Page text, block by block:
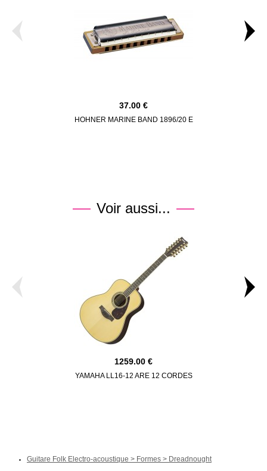
37.00
HOHNER MARINE BAND 1896/20 E
Voir aussi...
1259.00
YAMAHA LL16-12 ARE 12 CORDES
Guitare Folk Electro-acoustique > Formes > Dreadnought